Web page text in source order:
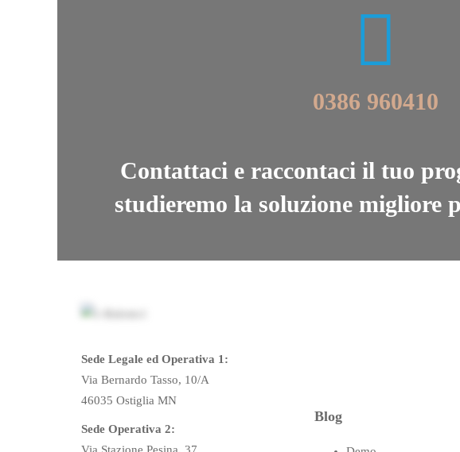
0386 960410
Contattaci e raccontaci il tuo
studieremo la soluzione migliore
Sede Legale ed Operativa 1:
Via Bernardo Tasso, 10/A
46035 Ostiglia MN
Sede Operativa 2:
Blog